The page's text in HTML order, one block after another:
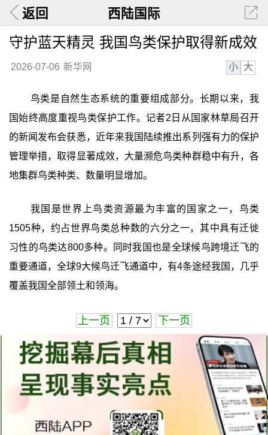
返回 西陆国际
守护蓝天精灵 我国鸟类保护取得新成效
2026-07-06 新华网 小 大
鸟类是自然生态系统的重要组成部分。长期以来，我
国始终高度重视鸟类保护工作。记者2日从国家林草局召开
的新闻发布会获悉，近年来我国陆续推出系列强有力的保护
管理举措，取得显著成效，大量濒危鸟类种群稳中有升，各
地集群鸟类种类、数量明显增加。
我国是世界上鸟类资源最为丰富的国家之一，鸟类
1505种，约占世界鸟类总种数的六分之一，其中具有迁徙
习性的鸟类达800多种。同时我国也是全球候鸟跨境迁飞的
重要通道，全球9大候鸟迁飞通道中，有4条途经我国，几乎
覆盖我国全部领土和领海。
上一页 下一页